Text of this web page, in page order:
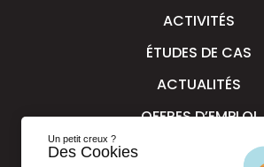
ACTIVITÉS
ÉTUDES DE CAS
ACTUALITÉS
OFFRES D’EMPLOI
Un petit creux ?
Des Cookies